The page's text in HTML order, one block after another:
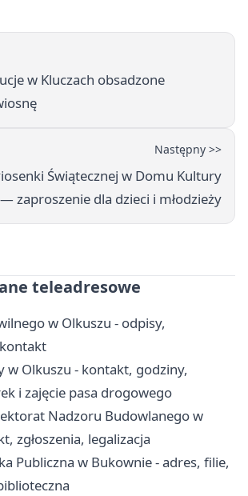
w Kluczach obsadzone
Następny >>
Świątecznej w Domu Kultury
zaproszenie dla dzieci i młodzieży
teleadresowe
w Olkuszu - odpisy,
w Olkuszu - kontakt, godziny,
i zajęcie pasa drogowego
Nadzoru Budowlanego w
zgłoszenia, legalizacja
Publiczna w Bukownie - adres, filie,